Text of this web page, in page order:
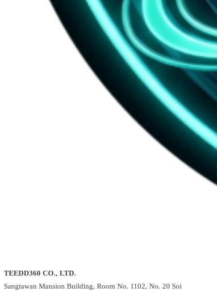
TEEDD360 CO., LTD.
Sangtawan Mansion Building, Room No. 1102, No. 20 Soi